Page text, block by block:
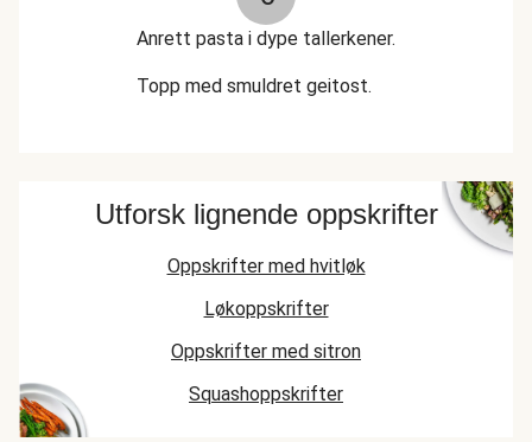
Anrett pasta i dype tallerkener.
Topp med smuldret geitost.
Utforsk lignende oppskrifter
Oppskrifter med hvitløk
Løkoppskrifter
Oppskrifter med sitron
Squashoppskrifter